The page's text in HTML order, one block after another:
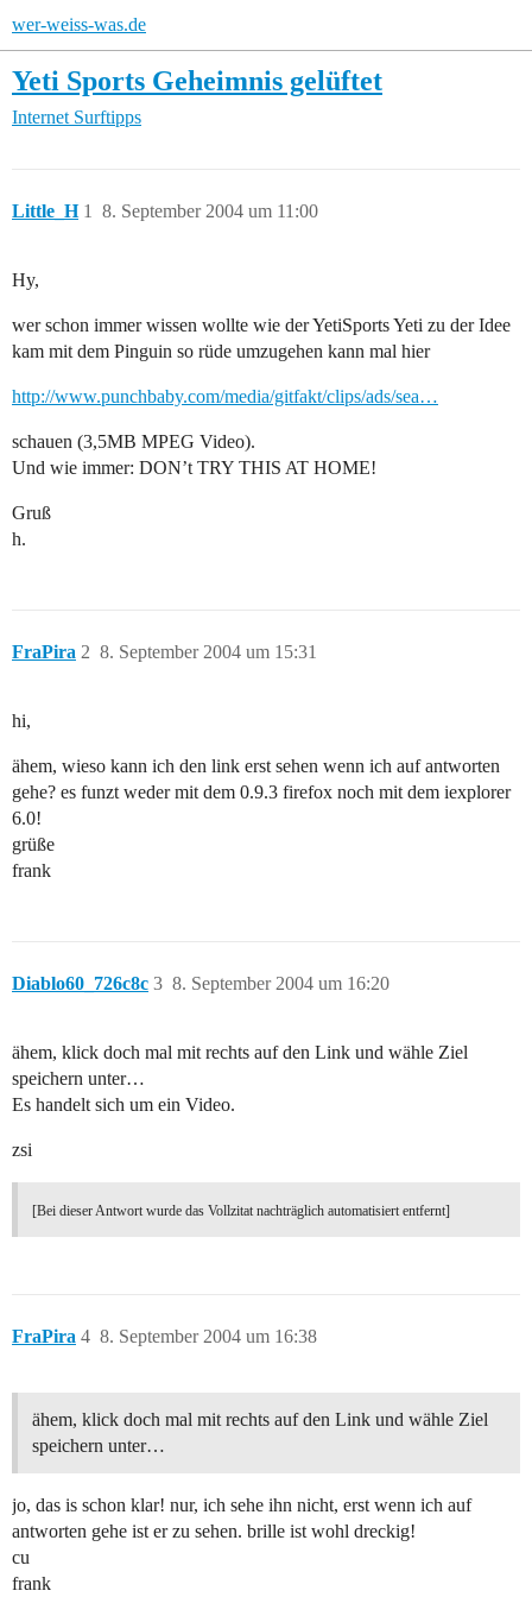
wer-weiss-was.de
Yeti Sports Geheimnis gelüftet
Internet Surftipps
Little_H 8. September 2004 um 11:00
1
Hy,
wer schon immer wissen wollte wie der YetiSports Yeti zu der Idee
kam mit dem Pinguin so rüde umzugehen kann mal hier
http://www.punchbaby.com/media/gitfakt/clips/ads/sea…
schauen (3,5MB MPEG Video).
Und wie immer: DON’t TRY THIS AT HOME!
Gruß
h.
FraPira 8. September 2004 um 15:31
2
hi,
ähem, wieso kann ich den link erst sehen wenn ich auf antworten
gehe? es funzt weder mit dem 0.9.3 firefox noch mit dem iexplorer
6.0!
grüße
frank
Diablo60_726c8c 8. September 2004 um 16:20
3
ähem, klick doch mal mit rechts auf den Link und wähle Ziel
speichern unter…
Es handelt sich um ein Video.
zsi
[Bei dieser Antwort wurde das Vollzitat nachträglich automatisiert entfernt]
FraPira 8. September 2004 um 16:38
4
ähem, klick doch mal mit rechts auf den Link und wähle Ziel
speichern unter…
jo, das is schon klar! nur, ich sehe ihn nicht, erst wenn ich auf
antworten gehe ist er zu sehen. brille ist wohl dreckig!
cu
frank